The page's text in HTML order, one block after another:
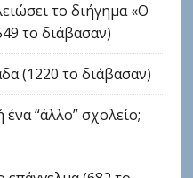
το διήγημα «Ο
το διάβασαν)
(1220 το διάβασαν)
“άλλο” σχολείο;